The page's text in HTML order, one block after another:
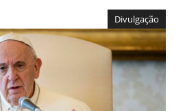
Divulgação